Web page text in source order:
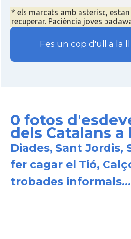
* els marcats amb asterisc,
recuperar. Paciència joves
Fes un cop d'ull a la
0 fotos
dels Catalans
Diades, Sant Jordis,
fer cagar el Tió,
trobades informals...